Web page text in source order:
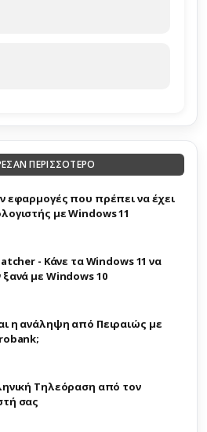
ΠΕΡΙΣΣΟΤΕΡΟ
εφαρμογές που πρέπει να έχει
με Windows 11
- Κάνε τα Windows 11 να
ξανά με Windows 10
η ανάληψη από Πειραιώς με
Τηλεόραση από τον
σας